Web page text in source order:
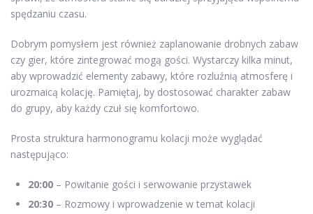
spędzaniu czasu.
Dobrym pomysłem jest również zaplanowanie drobnych zabaw
czy gier, które zintegrować mogą gości. Wystarczy kilka minut,
aby wprowadzić elementy zabawy, które rozluźnią atmosferę i
urozmaicą kolację. Pamiętaj, by dostosować charakter zabaw
do grupy, aby każdy czuł się komfortowo.
Prosta struktura harmonogramu kolacji może wyglądać
następująco:
20:00 – Powitanie gości i serwowanie przystawek
20:30 – Rozmowy i wprowadzenie w temat kolacji